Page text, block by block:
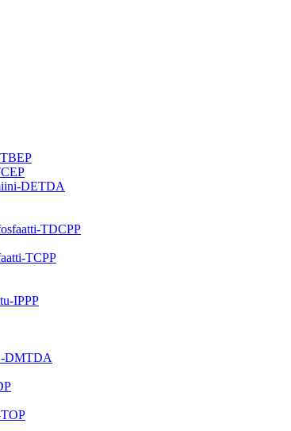
DETDA
TDCPP
TCPP
IPPP
-DMTDA